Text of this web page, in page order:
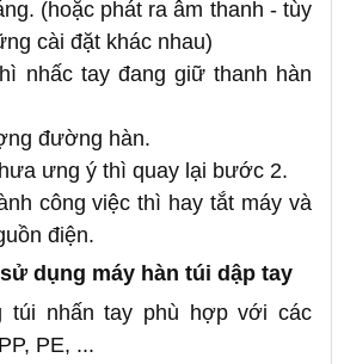
(hoặc phát ra âm thanh - tùy
cài đặt khác nhau)
nhấc tay đang giữ thanh hàn
đường hàn.
ưng ý thì quay lại bước 2.
công việc thì hay tắt máy và
điện.
dụng máy hàn túi dập tay
túi nhấn tay phù hợp với các
PE, ...